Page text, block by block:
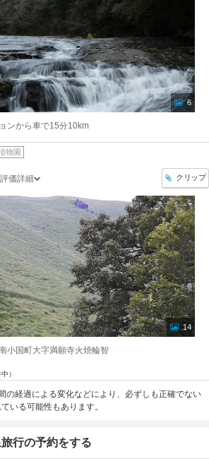
6
ンから車で15分10km
物園
評価詳細 クリップ
14
小国町大字満願寺火焼輪智
）
の経過による変化などにより、必ずしも正確でない
いる可能性もあります。
行の予約をする